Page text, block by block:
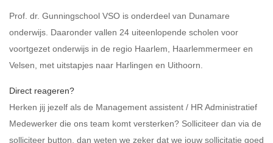
Prof. dr. Gunningschool VSO is onderdeel van Dunamare
onderwijs. Daaronder vallen 24 uiteenlopende scholen voor
voortgezet onderwijs in de regio Haarlem, Haarlemmermeer en
Velsen, met uitstapjes naar Harlingen en Uithoorn.
Direct reageren?
Herken jij jezelf als de Management assistent / HR Administratief
Medewerker die ons team komt versterken? Solliciteer dan via de
solliciteer button, dan weten we zeker dat we jouw sollicitatie goed